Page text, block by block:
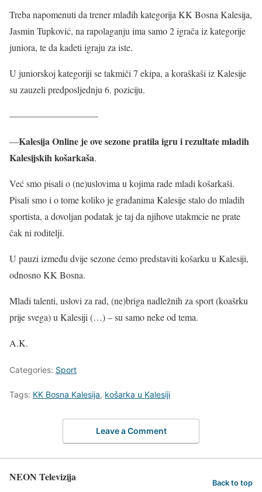
Treba napomenuti da trener mlađih kategorija KK Bosna Kalesija,
Jasmin Tupković, na rapolaganju ima samo 2 igrača iz kategorije
juniora, te da kadeti igraju za iste.
U juniorskoj kategoriji se takmiči 7 ekipa, a koraškaši iz Kalesije
su zauzeli predposljednju 6. poziciju.
—————————–
—Kalesija Online je ove sezone pratila igru i rezultate mladih
Kalesijskih košarkaša.
Već smo pisali o (ne)uslovima u kojima rade mladi košarkaši.
Pisali smo i o tome koliko je građanima Kalesije stalo do mladih
sportista, a dovoljan podatak je taj da njihove utakmcie ne prate
čak ni roditelji.
U pauzi između dvije sezone ćemo predstaviti košarku u Kalesiji,
odnosno KK Bosna.
Mladi talenti, uslovi za rad, (ne)briga nadležnih za sport (koašrku
prije svega) u Kalesiji (…) – su samo neke od tema.
A.K.
Categories: Sport
Tags: KK Bosna Kalesija, košarka u Kalesiji
Leave a Comment
NEON Televizija Back to top